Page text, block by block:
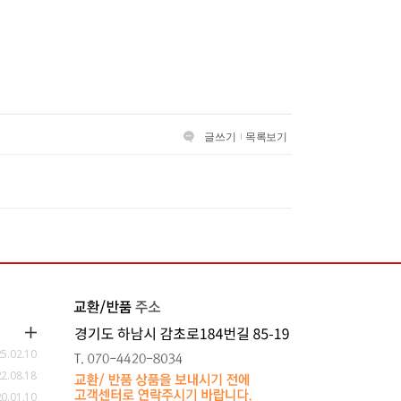
글쓰기 목록보기